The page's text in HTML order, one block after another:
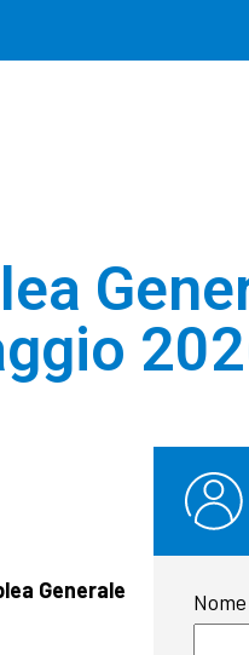
Generale